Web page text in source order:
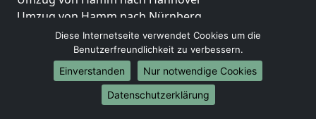
Umzug von Hamm nach Nürnberg
Umzug von Hamm nach Duisburg
Umzug von Hamm nach Bochum
Umzug von Hamm nach Wuppertal
Umzug von Hamm nach Bielefeld
Umzug von Hamm nach Bonn
Diese Internetseite verwendet Cookies um die
Benutzerfreundlichkeit zu verbessern.
Einverstanden
Nur notwendige Cookies
Datenschutzerklärung